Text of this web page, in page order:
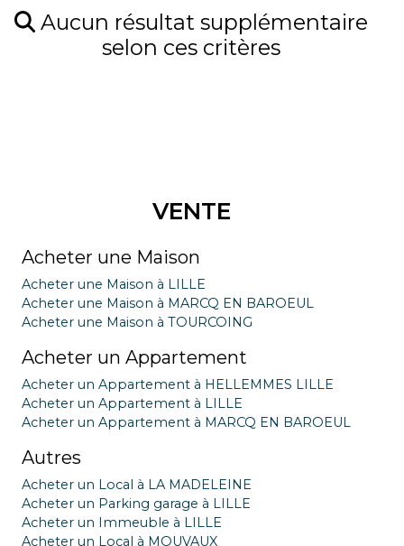
Aucun résultat supplémentaire
selon ces critères
VENTE
Acheter une Maison
Acheter une Maison à LILLE
Acheter une Maison à MARCQ EN BAROEUL
Acheter une Maison à TOURCOING
Acheter un Appartement
Acheter un Appartement à HELLEMMES LILLE
Acheter un Appartement à LILLE
Acheter un Appartement à MARCQ EN BAROEUL
Autres
Acheter un Local à LA MADELEINE
Acheter un Parking garage à LILLE
Acheter un Immeuble à LILLE
Acheter un Local à MOUVAUX